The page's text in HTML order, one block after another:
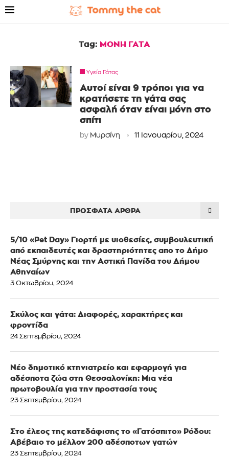
Tag: ΜΟΝΗ ΓΑΤΑ
Υγεία Γάτας
Αυτοί είναι 9 τρόποι για να
κρατήσετε τη γάτα σας
ασφαλή όταν είναι μόνη στο
σπίτι
by Μυρσίνη 11 Ιανουαρίου, 2024
ΠΡΌΣΦΑΤΑ ΆΡΘΡΑ
5/10 «Pet Day» Γιορτή με υιοθεσίες, συμβουλευτική
από εκπαιδευτές και δραστηριότητες απο το Δήμο
Νέας Σμύρνης και την Αστική Πανίδα του Δήμου
Αθηναίων
3 Οκτωβρίου, 2024
Σκύλος και γάτα: Διαφορές, χαρακτήρες και
φροντίδα
24 Σεπτεμβρίου, 2024
Νέο δημοτικό κτηνιατρείο και εφαρμογή για
αδέσποτα ζώα στη Θεσσαλονίκη: Μια νέα
πρωτοβουλία για την προστασία τους
23 Σεπτεμβρίου, 2024
Στο έλεος της κατεδάφισης το «Γατόσπιτο» Ρόδου:
Αβέβαιο το μέλλον 200 αδέσποτων γατών
23 Σεπτεμβρίου, 2024